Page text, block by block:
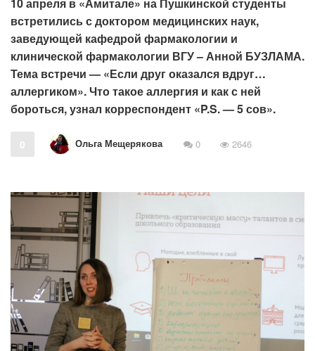
встретились с доктором медицинских наук,
заведующей кафедрой фармакологии и
клинической фармакологии ВГУ – Анной БУЗЛАМА.
Тема встречи — «Если друг оказался вдруг…
аллергиком». Что такое аллергия и как с ней
бороться, узнал корреспондент «P.S. — 5 сов».
0 Ольга Мещерякова 0 2646